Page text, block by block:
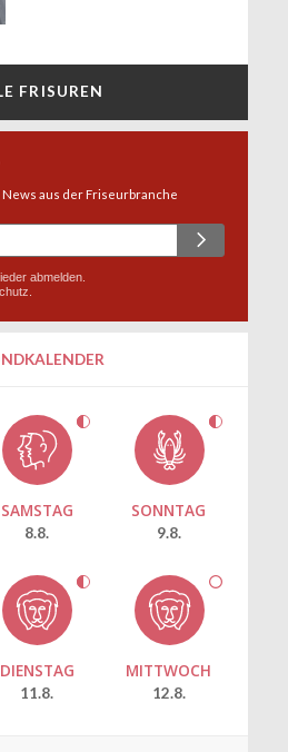
FRISUREN
aus der Friseurbranche
abmelden.
SAMSTAG
8.8.
SONNTAG
9.8.
DIENSTAG
11.8.
MITTWOCH
12.8.